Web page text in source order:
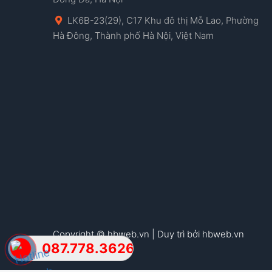
LK6B-23(29), C17 Khu đô thị Mỗ Lao, Phường
Hà Đông, Thành phố Hà Nội, Việt Nam
Copyright © hbweb.vn | Duy trì bởi hbweb.vn
087.778.3626